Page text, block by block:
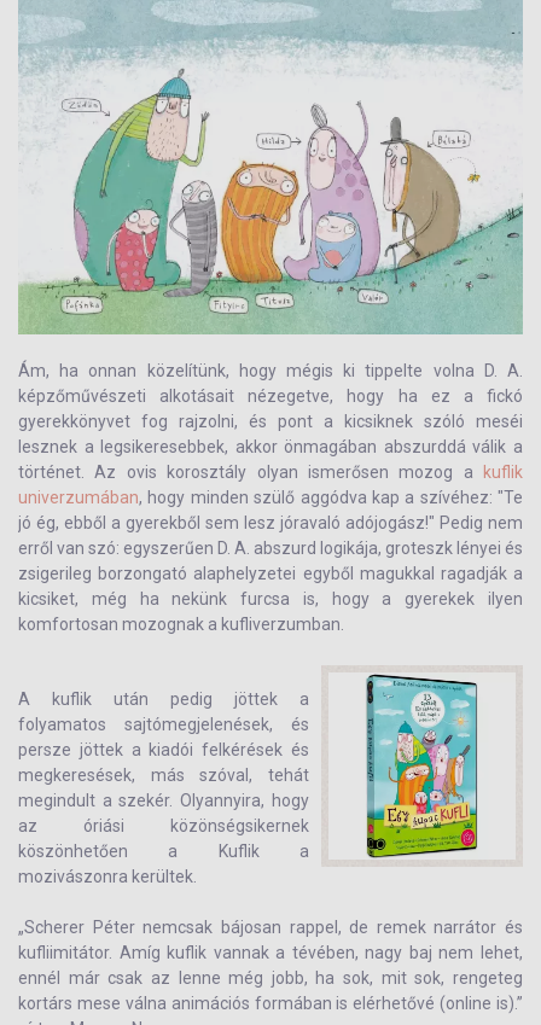
Ám, ha onnan közelítünk, hogy mégis ki tippelte volna D. A.
képzőművészeti alkotásait nézegetve, hogy ha ez a fickó
gyerekkönyvet fog rajzolni, és pont a kicsiknek szóló meséi
lesznek a legsikeresebbek, akkor önmagában abszurddá válik a
történet. Az ovis korosztály olyan ismerősen mozog a
kuflik
univerzumában, hogy minden szülő aggódva kap a szívéhez: "Te
jó ég, ebből a gyerekből sem lesz jóravaló adójogász!" Pedig nem
erről van szó: egyszerűen D. A. abszurd logikája, groteszk lényei és
zsigerileg borzongató alaphelyzetei egyből magukkal ragadják a
kicsiket, még ha nekünk furcsa is, hogy a gyerekek ilyen
komfortosan mozognak a kufliverzumban.
A kuflik után pedig jöttek a
folyamatos sajtómegjelenések, és
persze jöttek a kiadói felkérések és
megkeresések, más szóval, tehát
megindult a szekér. Olyannyira, hogy
az óriási közönségsikernek
köszönhetően a Kuflik a
mozivászonra kerültek.
„Scherer Péter nemcsak bájosan rappel, de remek narrátor és
kufliimitátor. Amíg kuflik vannak a tévében, nagy baj nem lehet,
ennél már csak az lenne még jobb, ha sok, mit sok, rengeteg
kortárs mese válna animációs formában is elérhetővé (online is).”